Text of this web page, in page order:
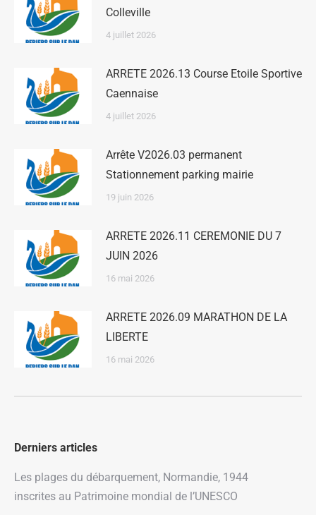
Colleville
4 juillet 2026
ARRETE 2026.13 Course Etoile Sportive
Caennaise
4 juillet 2026
Arrête V2026.03 permanent
Stationnement parking mairie
19 juin 2026
ARRETE 2026.11 CEREMONIE DU 7
JUIN 2026
16 mai 2026
ARRETE 2026.09 MARATHON DE LA
LIBERTE
16 mai 2026
Derniers articles
Les plages du débarquement, Normandie, 1944
inscrites au Patrimoine mondial de l’UNESCO